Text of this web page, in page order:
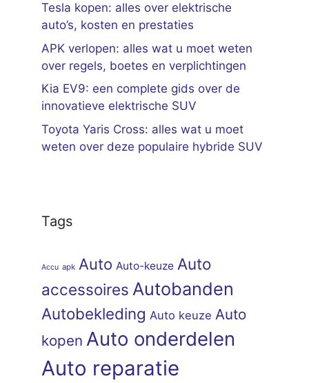
Tesla kopen: alles over elektrische
auto’s, kosten en prestaties
APK verlopen: alles wat u moet weten
over regels, boetes en verplichtingen
Kia EV9: een complete gids over de
innovatieve elektrische SUV
Toyota Yaris Cross: alles wat u moet
weten over deze populaire hybride SUV
Tags
Accu apk Auto Auto-keuze Auto
accessoires Autobanden
Autobekleding Auto keuze Auto
kopen Auto onderdelen
Auto reparatie